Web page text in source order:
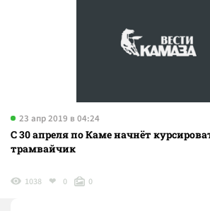
23 апр 2019 в 04:24
С 30 апреля по Каме начнёт
трамвайчик
1038 0 0